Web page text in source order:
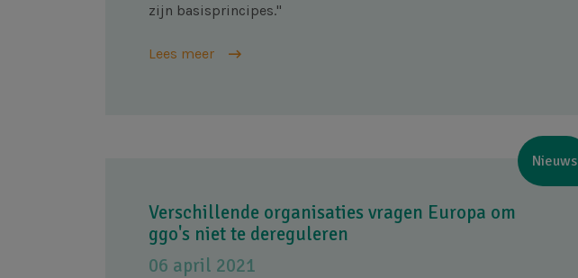
zijn basisprincipes."
Lees meer
Nieuws
Verschillende organisaties vragen Europa om
ggo's niet te dereguleren
06 april 2021